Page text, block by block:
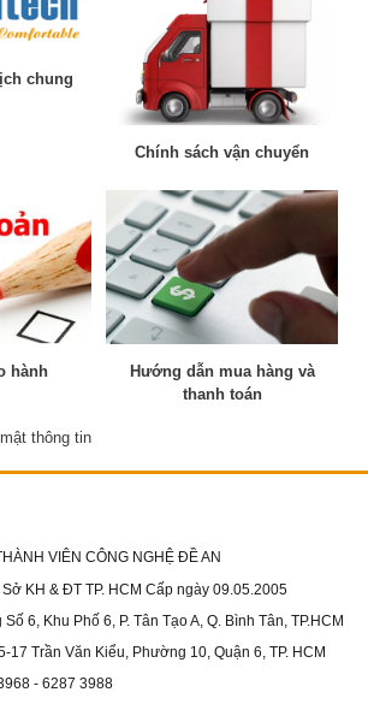
chung
Chính sách vận chuyển
hành
Hướng dẫn mua hàng và
thanh toán
thông tin
VIÊN CÔNG NGHỆ ĐỀ AN
KH & ĐT TP. HCM Cấp ngày 09.05.2005
6, Khu Phố 6, P. Tân Tạo A, Q. Bình Tân, TP.HCM
17 Trần Văn Kiểu, Phường 10, Quận 6, TP. HCM
- 6287 3988